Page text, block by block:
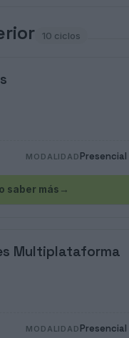
10 ciclos
MODALIDAD Presencial
saber más →
Multiplataforma
MODALIDAD Presencial